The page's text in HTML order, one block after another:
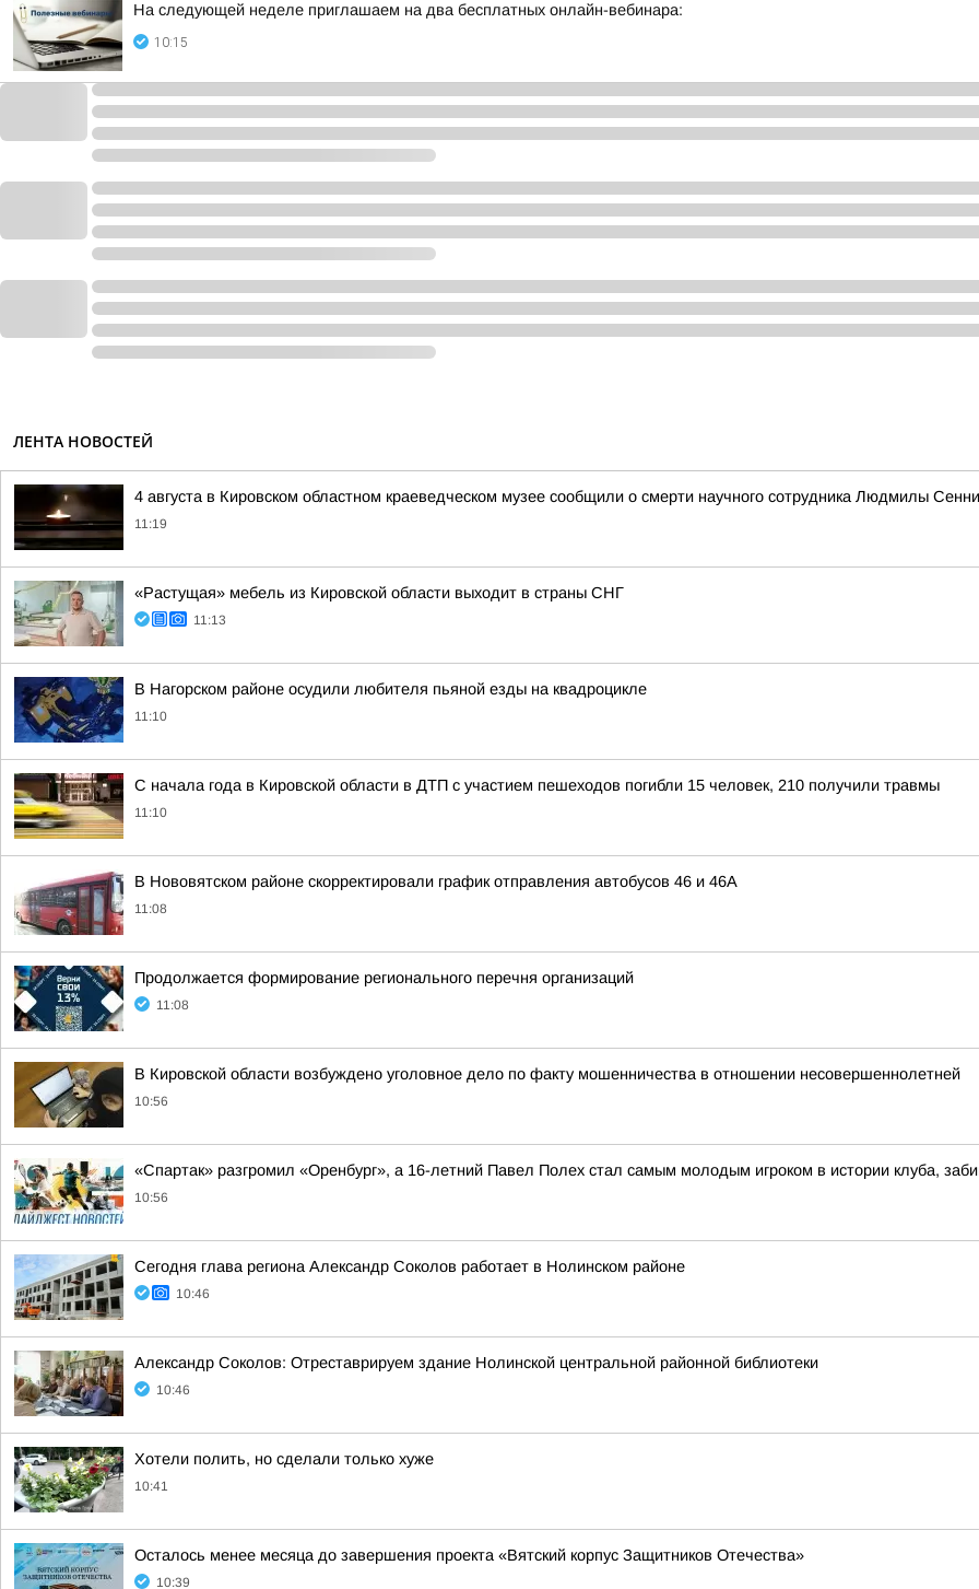
На следующей неделе приглашаем на два бесплатных онлайн-вебинара:
10:15
ЛЕНТА НОВОСТЕЙ
4 августа в Кировском областном краеведческом музее сообщили о смерти научного сотрудника Людмилы
11:19
«Растущая» мебель из Кировской области выходит в страны СНГ
11:13
В Нагорском районе осудили любителя пьяной езды на квадроцикле
11:10
С начала года в Кировской области в ДТП с участием пешеходов погибли 15 человек, 210 получили травмы
11:10
В Нововятском районе скорректировали график отправления автобусов 46 и 46А
11:08
Продолжается формирование регионального перечня организаций
11:08
В Кировской области возбуждено уголовное дело по факту мошенничества в отношении несовершеннолетней
10:56
«Спартак» разгромил «Оренбург», а 16-летний Павел Полех стал самым молодым игроком в истории клуба,
10:56
Сегодня глава региона Александр Соколов работает в Нолинском районе
10:46
Александр Соколов: Отреставрируем здание Нолинской центральной районной библиотеки
10:46
Хотели полить, но сделали только хуже
10:41
Осталось менее месяца до завершения проекта «Вятский корпус Защитников Отечества»
10:39